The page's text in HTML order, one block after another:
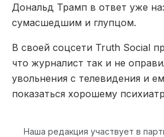
Дональд Трамп в ответ уже
сумасшедшим и глупцом.
В своей соцсети Truth Social
что журналист так и не
увольнения с телевидения и
показаться хорошему
Наша редакция участвует в